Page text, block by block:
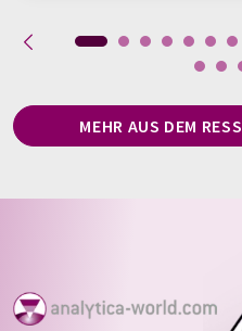
MEHR AUS DEM